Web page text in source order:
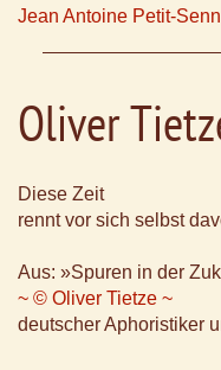
Jean Antoine Petit-Senn
Oliver
Diese Zeit
rennt vor sich selbst
Aus: »Spuren in der
~ © Oliver Tietze ~
deutscher Aphoristiker